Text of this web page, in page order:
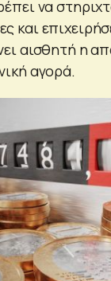
να
και
αισθητή η
αγορά.